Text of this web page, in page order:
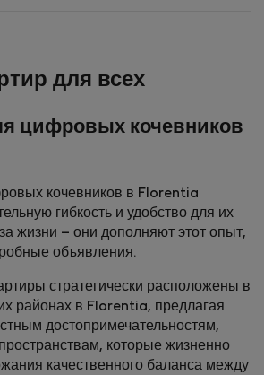
для всех
цифровых кочевников
кочевников в Florentia
гибкость и удобство для их
жизни – они дополняют этот опыт,
объявления.
стратегически расположены в
районах в Florentia, предлагая
достопримечат­ельностям,
которые жизненно
качественного баланса между